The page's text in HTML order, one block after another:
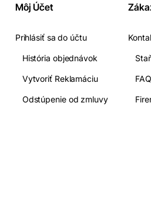
Môj Účet
Prihlásiť sa do účtu
História objednávok
Vytvoriť Reklamáciu
Odstúpenie od zmluvy